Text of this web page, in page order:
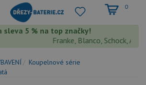
0
sleva 5 % na top značky!
Franke, Blanco, Schock,
Koupelnové série